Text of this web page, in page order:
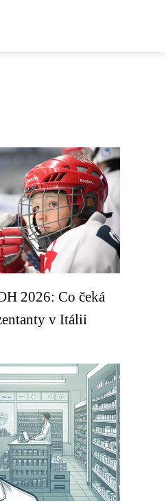
2026: Co čeká
v Itálii